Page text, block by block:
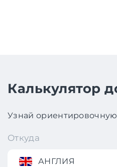
Калькулятор
Узнай ориентировочную
Откуда
АНГЛИЯ